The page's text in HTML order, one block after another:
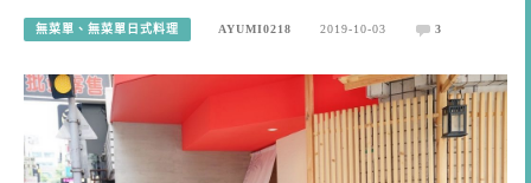
無菜單、無菜單日式料理 AYUMI0218 2019-10-03 3